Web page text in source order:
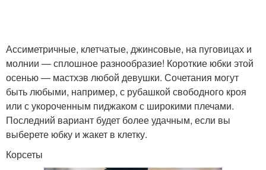
Ассиметричные, клетчатые, джинсовые, на пуговицах и
молнии — сплошное разнообразие! Короткие юбки этой
осенью — мастхэв любой девушки. Сочетания могут
быть любыми, например, с рубашкой свободного кроя
или с укороченным пиджаком с широкими плечами.
Последний вариант будет более удачным, если вы
выберете юбку и жакет в клетку.
Корсеты